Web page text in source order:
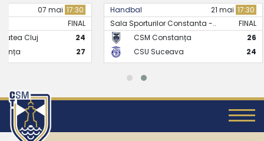
Handbal 21 mai
Sala Sporturilor Constanta -..
FINAL
CSM Constanța
26
CSU Suceava
24
Handbal
CS
CSM